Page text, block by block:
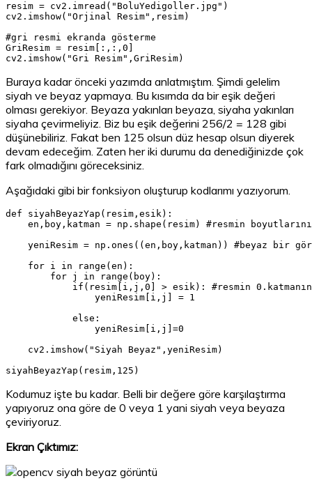
resim = cv2.imread("BoluYedigoller.jpg")
cv2.imshow("Orjinal Resim",resim)
#gri resmi ekranda gösterme
GriResim = resim[:,:,0]
cv2.imshow("Gri Resim",GriResim)
Buraya kadar önceki yazımda anlatmıştım. Şimdi gelelim
siyah ve beyaz yapmaya. Bu kısımda da bir eşik değeri
olması gerekiyor. Beyaza yakınları beyaza, siyaha yakınları
siyaha çevirmeliyiz. Biz bu eşik değerini 256/2 = 128 gibi
düşünebiliriz. Fakat ben 125 olsun düz hesap olsun diyerek
devam edeceğim. Zaten her iki durumu da denediğinizde çok
fark olmadığını göreceksiniz.
Aşağıdaki gibi bir fonksiyon oluşturup kodlarımı yazıyorum.
def siyahBeyazYap(resim,esik):
en,boy,katman = np.shape(resim) #resmin
yeniResim = np.ones((en,boy,katman)) #beyaz bir
    for i in range(en):
        for j in range(boy):
if(resim[i,j,0] > esik): #resmin
                yeniResim[i,j] = 1
            else:
                yeniResim[i,j]=0
    cv2.imshow("Siyah Beyaz",yeniResim)
siyahBeyazYap(resim,125)
Kodumuz işte bu kadar. Belli bir değere göre karşılaştırma
yapıyoruz ona göre de 0 veya 1 yani siyah veya beyaza
çeviriyoruz.
Ekran Çıktımız: